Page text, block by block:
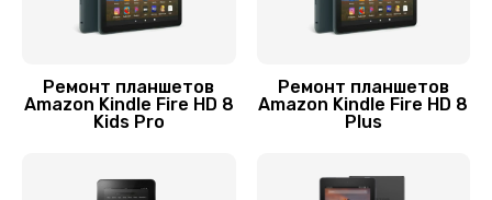
700 руб.
Ремонт планшетов
Amazon Kindle Fire HD 8
Kids Pro
Ремонт планшетов
Amazon Kindle Fire HD 8
Plus